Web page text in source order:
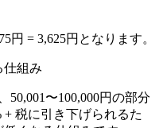
円 = 3,625円となります。
仕組み
50,001〜100,000円の部分
税に引き下げられるた